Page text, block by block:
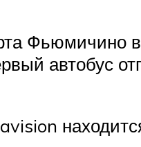
Фьюмичино
автобус